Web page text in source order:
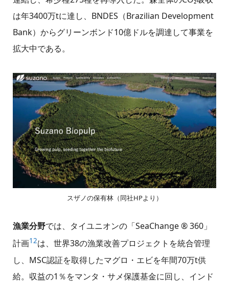
は年3400万tに達し、BNDES（Brazilian Development
Bank）からグリーンボンド10億ドルを調達して事業を
拡大中である。
スザノの保有林（同社HPより）
漁業分野では、タイユニオンの「SeaChange ® 360」
計画12は、世界38の漁業改善プロジェクトを統合管理
し、MSC認証を取得したマグロ・エビを年間70万t供
給。収益の1％をマンタ・サメ保護基金に回し、インド